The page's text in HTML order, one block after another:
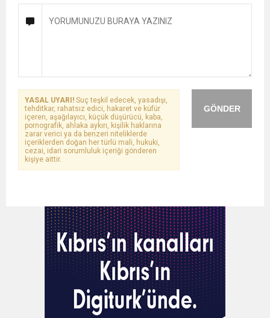
GÖNDER
YASAL UYARI! Suç teşkil edecek, yasadışı,
tehditkar, rahatsız edici, hakaret ve küfür
içeren, aşağılayıcı, küçük düşürücü, kaba,
pornografik, ahlaka aykırı, kişilik haklarına
zarar verici ya da benzeri niteliklerde
içeriklerden doğan her türlü mali, hukuki,
cezai, idari sorumluluk içeriği gönderen
kişiye aittir.